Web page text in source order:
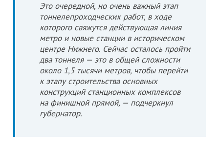
Это очередной, но очень важный этап
тоннелепроходческих работ, в ходе
которого свяжутся действующая линия
метро и новые станции в историческом
центре Нижнего. Сейчас осталось пройти
два тоннеля — это в общей сложности
около 1,5 тысячи метров, чтобы перейти
к этапу строительства основных
конструкций станционных комплексов
на финишной прямой, — подчеркнул
губернатор.